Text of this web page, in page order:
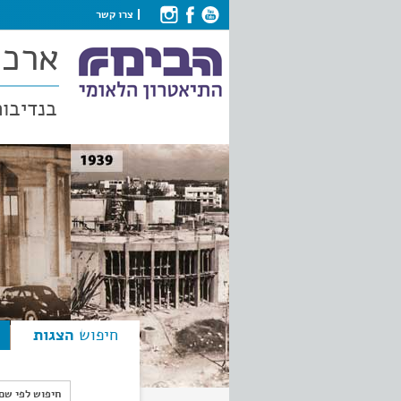
צרו קשר
חיפוש הצגות
חיפוש לפי